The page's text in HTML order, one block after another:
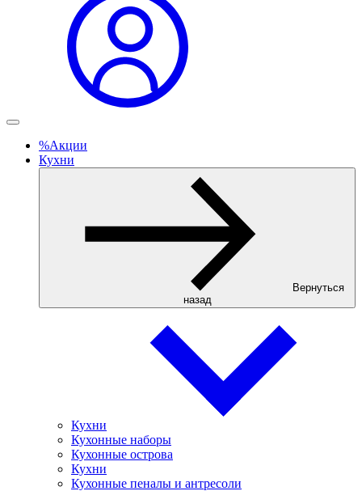
%Акции
Кухни
Вернуться
назад
Кухни
Кухонные наборы
Кухонные острова
Кухни
Кухонные пеналы и антресоли